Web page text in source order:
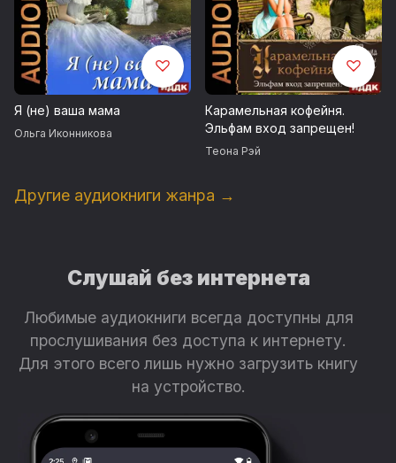
Я (не) ваша мама
Ольга Иконникова
Карамельная кофейня.
Эльфам вход запрещен!
Теона Рэй
Другие аудиокниги жанра →
Слушай без интернета
Любимые аудиокниги всегда доступны для
прослушивания без доступа к интернету.
Для этого всего лишь нужно загрузить книгу
на устройство.